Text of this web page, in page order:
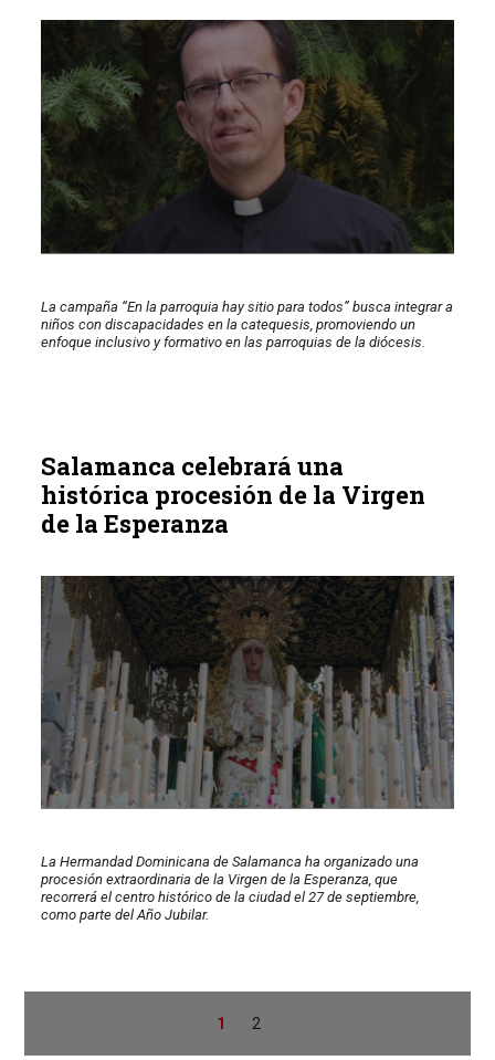
La campaña “En la parroquia hay sitio para todos” busca integrar a
niños con discapacidades en la catequesis, promoviendo un
enfoque inclusivo y formativo en las parroquias de la diócesis.
Salamanca celebrará una
histórica procesión de la Virgen
de la Esperanza
La Hermandad Dominicana de Salamanca ha organizado una
procesión extraordinaria de la Virgen de la Esperanza, que
recorrerá el centro histórico de la ciudad el 27 de septiembre,
como parte del Año Jubilar.
1 2